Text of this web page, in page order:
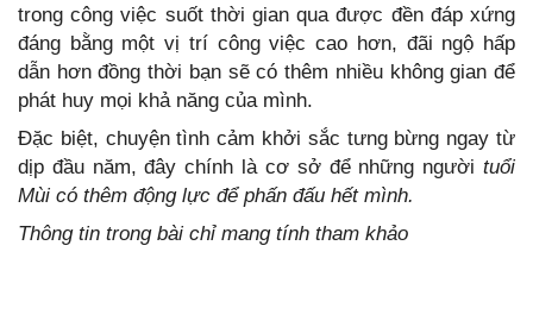
trong công việc suốt thời gian qua được đền đáp xứng
đáng bằng một vị trí công việc cao hơn, đãi ngộ hấp
dẫn hơn đồng thời bạn sẽ có thêm nhiều không gian để
phát huy mọi khả năng của mình.
Đặc biệt, chuyện tình cảm khởi sắc tưng bừng ngay từ
dịp đầu năm, đây chính là cơ sở để những người tuổi
Mùi có thêm động lực để phấn đấu hết mình.
Thông tin trong bài chỉ mang tính tham khảo